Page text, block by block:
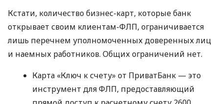
Кстати, количество бизнес-карт, которые банк
открывает своим клиентам-ФЛП, ограничивается
лишь перечнем уполномоченных доверенных лиц
и наемных работников. Общих ограничений нет.
Карта «Ключ к счету» от ПриватБанк — это
инструмент для ФЛП, предоставляющий